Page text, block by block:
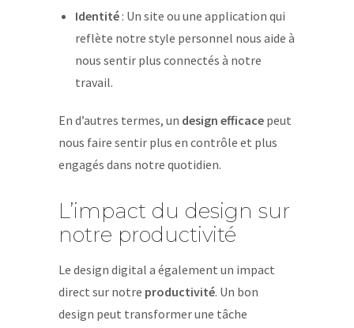
Identité: Un site ou une application qui
reflète notre style personnel nous aide à
nous sentir plus connectés à notre
travail.
En d’autres termes, un design efficace peut
nous faire sentir plus en contrôle et plus
engagés dans notre quotidien.
L’impact du design sur
notre productivité
Le design digital a également un impact
direct sur notre productivité. Un bon
design peut transformer une tâche